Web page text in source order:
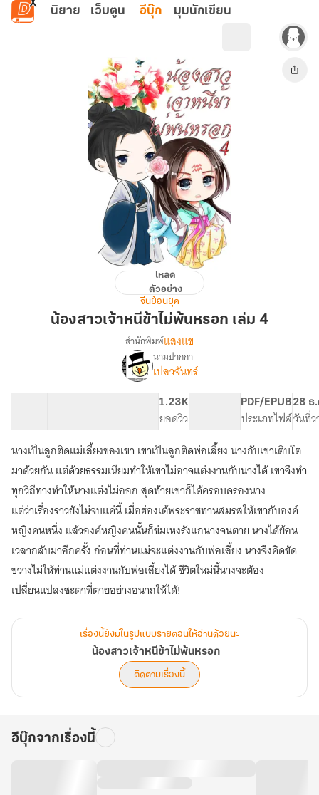
ข้ามไปยังเนื้อหาหลัก
นิยาย เว็บตูน อีบุ๊ก มุมนักเขียน
เจ้า
โหลด
ตัวอย่าง
จีนย้อนยุค
น้องสาวเจ้าหนีข้าไม่พ้นหรอก เล่ม 4
เรื่อง
น้อง
เจ้า
หนี
ไม่
พ้น
หรอก
สำนักพิมพ์แสงแข
นามปากกา
เปลวจันทร์
1.23K
ยอดวิว
PDF/EPUB
ประเภทไฟล์
28 ธ
วันที่ว
นางเป็นลูกติดแม่เลี้ยงของเขา เขาเป็นลูกติดพ่อเลี้ยง นางกับเขาเติบโต
มาด้วยกัน แต่ด้วยธรรมเนียมทำให้เขาไม่อาจแต่งงานกับนางได้ เขาจึงทำ
ทุกวิถีทางทำให้นางแต่งไม่ออก สุดท้ายเขาก็ได้ครอบครองนาง
แต่ว่าเรื่องราวยังไม่จบแค่นี้ เมื่อฮ่องเต้พระราชทานสมรสให้เขากับองค์
หญิงคนหนึ่ง แล้วองค์หญิงคนนั้นก็ข่มเหงรังแกนางจนตาย นางได้ย้อน
เวลากลับมาอีกครั้ง ก่อนที่ท่านแม่จะแต่งงานกับพ่อเลี้ยง นางจึงคิดขัด
ขวางไม่ให้ท่านแม่แต่งงานกับพ่อเลี้ยงได้ ชีวิตใหม่นี้นางจะต้อง
เปลี่ยนแปลงชะตาที่ตายอย่างอนาถให้ได้!
เรื่องนี้ยังมีในรูปแบบรายตอนให้อ่านด้วยนะ
น้องสาวเจ้าหนีข้าไม่พ้นหรอก
ติดตามเรื่องนี้
อีบุ๊กจากเรื่องนี้